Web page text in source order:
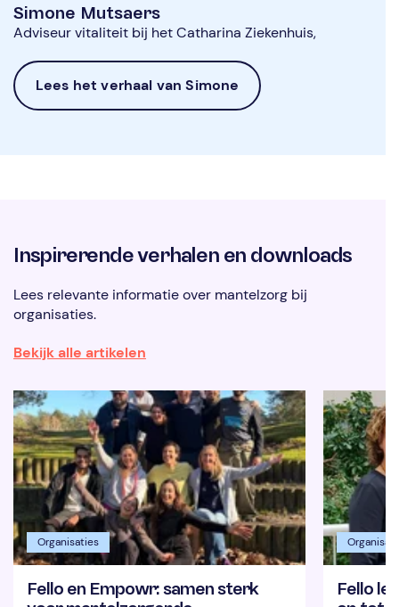
Simone Mutsaers
Adviseur vitaliteit bij het Catharina Ziekenhuis,
Lees het verhaal van Simone
Inspirerende verhalen en downloads
Lees relevante informatie over mantelzorg bij
organisaties.
Bekijk alle artikelen
Organisaties
Fello en Empowr: samen sterk
Fello